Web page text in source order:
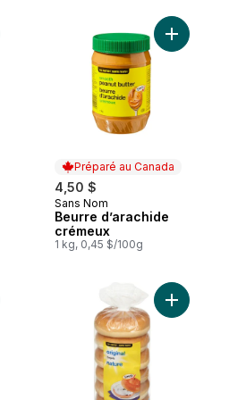
Pains à hamburger au panier
Préparé au Canada
4,50 $
Préparé au Canada
Sans Nom
Beurre d’arachide
crémeux
1 kg, 0,45 $/100g
Ajouter
Fromage cottage léger, 1 % M.G.
Ajouter